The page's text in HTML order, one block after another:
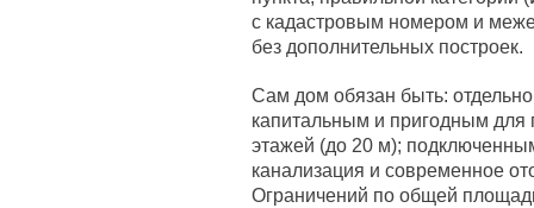
с кадастровым номером и
без дополнительных построек.
Сам дом обязан быть:
капитальным и пригодным
этажей (до 20 м);
канализация и современное
Ограничений по общей